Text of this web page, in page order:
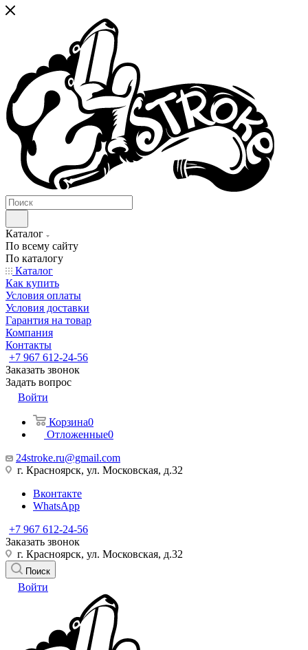
Каталог
По всему сайту
По каталогу
Каталог
Как купить
Условия оплаты
Условия доставки
Гарантия на товар
Компания
Контакты
+7 967 612-24-56
Заказать звонок
Задать вопрос
Войти
Корзина0
Отложенные0
24stroke.ru@gmail.com
г. Красноярск, ул. Московская, д.32
Вконтакте
WhatsApp
+7 967 612-24-56
Заказать звонок
г. Красноярск, ул. Московская, д.32
Поиск
Войти